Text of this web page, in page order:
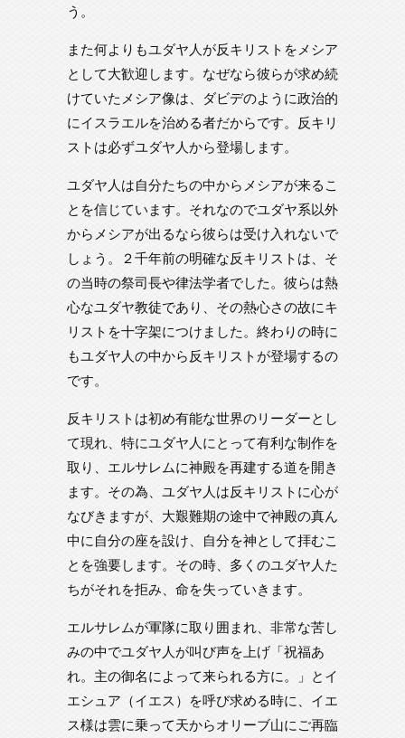
う。
また何よりもユダヤ人が反キリストをメシア
として大歓迎します。なぜなら彼らが求め続
けていたメシア像は、ダビデのように政治的
にイスラエルを治める者だからです。反キリ
ストは必ずユダヤ人から登場します。
ユダヤ人は自分たちの中からメシアが来るこ
とを信じています。それなのでユダヤ系以外
からメシアが出るなら彼らは受け入れないで
しょう。２千年前の明確な反キリストは、そ
の当時の祭司長や律法学者でした。彼らは熱
心なユダヤ教徒であり、その熱心さの故にキ
リストを十字架につけました。終わりの時に
もユダヤ人の中から反キリストが登場するの
です。
反キリストは初め有能な世界のリーダーとし
て現れ、特にユダヤ人にとって有利な制作を
取り、エルサレムに神殿を再建する道を開き
ます。その為、ユダヤ人は反キリストに心が
なびきますが、大艱難期の途中で神殿の真ん
中に自分の座を設け、自分を神として拝むこ
とを強要します。その時、多くのユダヤ人た
ちがそれを拒み、命を失っていきます。
エルサレムが軍隊に取り囲まれ、非常な苦し
みの中でユダヤ人が叫び声を上げ「祝福あ
れ。主の御名によって来られる方に。」とイ
エシュア（イエス）を呼び求める時に、イエ
ス様は雲に乗って天からオリーブ山にご再臨